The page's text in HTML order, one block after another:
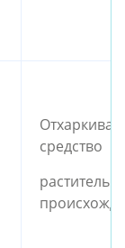
средство